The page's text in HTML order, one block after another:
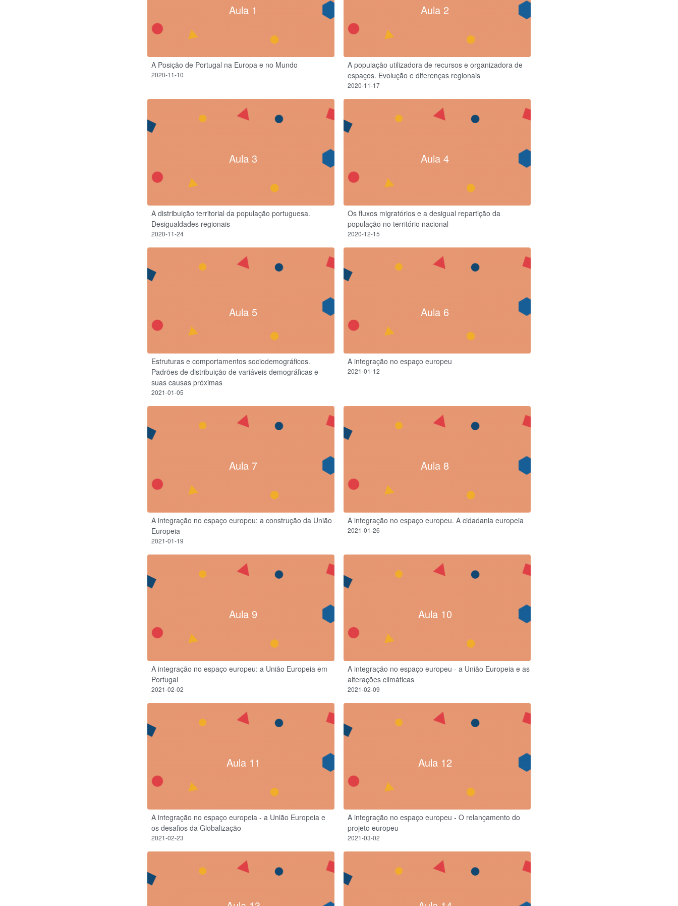
Aula 1
A Posição de Portugal na Europa e no Mundo
2020-11-10
Aula 2
A população utilizadora de recursos e organizadora de
espaços. Evolução e diferenças regionais
2020-11-17
Aula 3
A distribuição territorial da população portuguesa.
Desigualdades regionais
2020-11-24
Aula 4
Os fluxos migratórios e a desigual repartição da
população no território nacional
2020-12-15
Aula 5
Estruturas e comportamentos sociodemográficos.
Padrões de distribuição de variáveis demográficas e
suas causas próximas
2021-01-05
Aula 6
A integração no espaço europeu
2021-01-12
Aula 7
A integração no espaço europeu: a construção da União
Europeia
2021-01-19
Aula 8
A integração no espaço europeu. A cidadania europeia
2021-01-26
Aula 9
A integração no espaço europeu: a União Europeia em
Portugal
2021-02-02
Aula 10
A integração no espaço europeu - a União Europeia e as
alterações climáticas
2021-02-09
Aula 11
A integração no espaço europeia - a União Europeia e
os desafios da Globalização
2021-02-23
Aula 12
A integração no espaço europeu - O relançamento do
projeto europeu
2021-03-02